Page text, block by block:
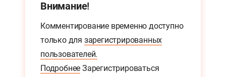
Внимание!
Комментирование временно доступно
только для зарегистрированных
пользователей.
Подробнее Зарегистрироваться